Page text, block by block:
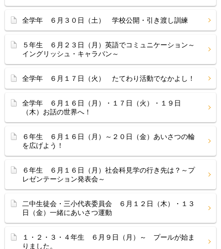
全学年 ６月３０日（土） 学校公開・引き渡し訓練
５年生 ６月２３日（月）英語でコミュニケーション～
イングリッシュ・キャラバン～
全学年 ６月１７日（火） たてわり活動でなかよし！
全学年 ６月１６日（月）・１７日（火）・１９日
（木）お話の世界へ！
６年生 ６月１６日（月）～２０日（金）あいさつの輪
を広げよう！
６年生 ６月１６日（月）社会科見学の行き先は？～プ
レゼンテーション発表会～
二中生徒会・三小代表委員会 ６月１２日（木）・１３
日（金）一緒にあいさつ運動
１・２・３・４年生 ６月９日（月）～ プールが始ま
りました。